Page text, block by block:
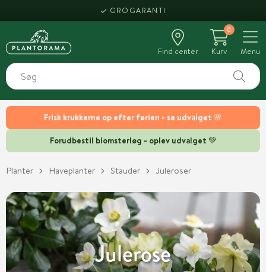
Frisk krukkerne op efter ferien - se udvalget 🌸
Forudbestil blomsterløg - oplev udvalget 💚
GROGARANTI
Find center
0
Kurv
Menu
Planter Haveplanter Stauder Juleroser
Julerose